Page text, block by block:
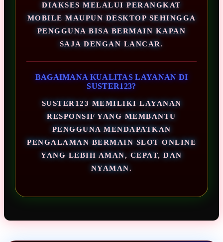
DIAKSES MELALUI PERANGKAT
MOBILE MAUPUN DESKTOP SEHINGGA
PENGGUNA BISA BERMAIN KAPAN
SAJA DENGAN LANCAR.
BAGAIMANA KUALITAS LAYANAN DI
SUSTER123?
SUSTER123 MEMILIKI LAYANAN
RESPONSIF YANG MEMBANTU
PENGGUNA MENDAPATKAN
PENGALAMAN BERMAIN SLOT ONLINE
YANG LEBIH AMAN, CEPAT, DAN
NYAMAN.